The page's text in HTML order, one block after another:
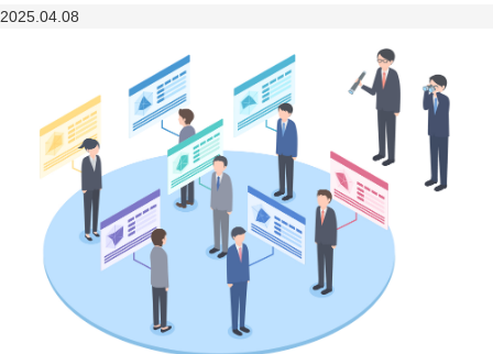
2025.04.08